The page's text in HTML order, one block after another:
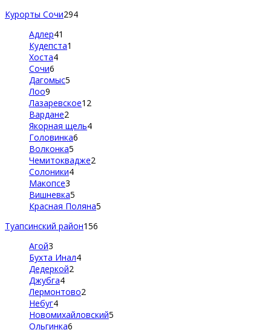
Курорты Сочи294
Адлер41
Кудепста1
Хоста4
Сочи6
Дагомыс5
Лоо9
Лазаревское12
Вардане2
Якорная щель4
Головинка6
Волконка5
Чемитоквадже2
Солоники4
Макопсе3
Вишневка5
Красная Поляна5
Туапсинский район156
Агой3
Бухта Инал4
Дедеркой2
Джубга4
Лермонтово2
Небуг4
Новомихайловский5
Ольгинка6